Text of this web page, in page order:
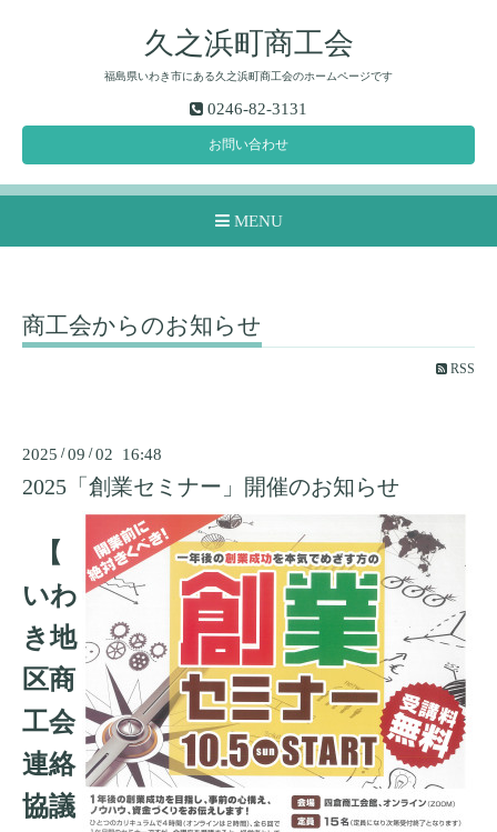
久之浜町商工会
福島県いわき市にある久之浜町商工会のホームページです
0246-82-3131
お問い合わせ
MENU
商工会からのお知らせ
RSS
2025 /09 /02 16:48
2025「創業セミナー」開催のお知らせ
【
いわ
き地
区商
工会
連絡
協議